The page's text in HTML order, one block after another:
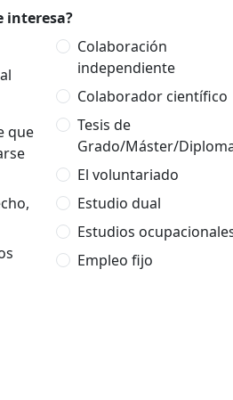
interesa?
que
Colaboración
independiente
Colaborador científico
Tesis de
Grado/Máster/
El voluntariado
Estudio dual
Estudios
Empleo fijo